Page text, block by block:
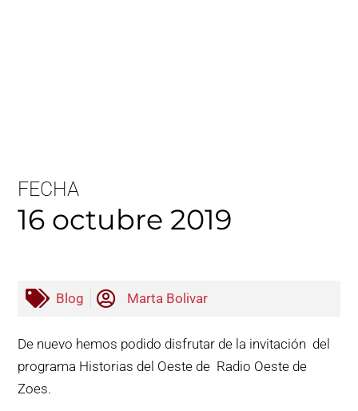
FECHA
16 octubre 2019
Blog Marta Bolivar
De nuevo hemos podido disfrutar de la invitación del
programa Historias del Oeste de Radio Oeste de
Zoes.